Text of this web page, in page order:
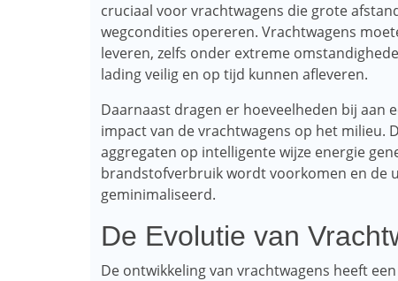
cruciaal voor vrachtwagens die grote
wegcondities opereren. Vrachtwagens
leveren, zelfs onder extreme
lading veilig en op tijd kunnen afleveren.
Daarnaast dragen er hoeveelheden bij
impact van de vrachtwagens op het milieu.
aggregaten op intelligente wijze energie
brandstofverbruik wordt voorkomen en de
geminimaliseerd.
De Evolutie van
De ontwikkeling van vrachtwagens heeft